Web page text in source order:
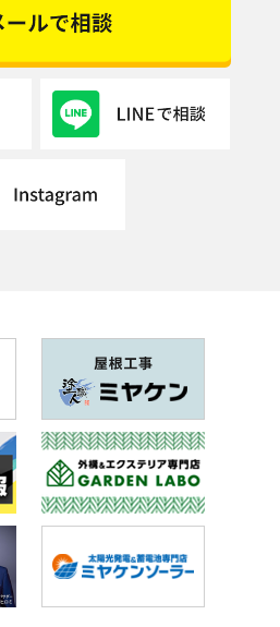
事)
)
)
事)
)
事)
事)
事)
事)